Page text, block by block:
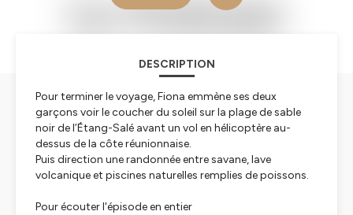
DESCRIPTION
Pour terminer le voyage, Fiona emmène ses deux
garçons voir le coucher du soleil sur la plage de sable
noir de l’Étang-Salé avant un vol en hélicoptère au-
dessus de la côte réunionnaise.
Puis direction une randonnée entre savane, lave
volcanique et piscines naturelles remplies de poissons.
Pour écouter l'épisode en entier